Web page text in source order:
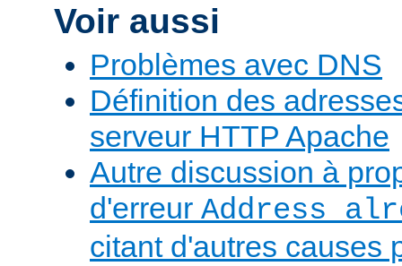
Voir aussi
Problèmes avec DNS
Définition des
serveur HTTP Apache
Autre discussion à
d'erreur Address
citant d'autres causes